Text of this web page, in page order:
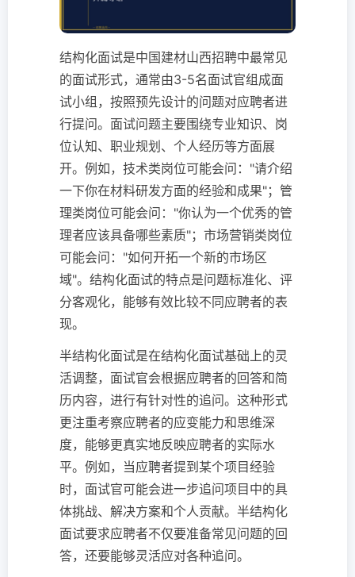
结构化面试是中国建材山西招聘中最常见
的面试形式，通常由3-5名面试官组成面
试小组，按照预先设计的问题对应聘者进
行提问。面试问题主要围绕专业知识、岗
位认知、职业规划、个人经历等方面展
开。例如，技术类岗位可能会问："请介绍
一下你在材料研发方面的经验和成果"；管
理类岗位可能会问："你认为一个优秀的管
理者应该具备哪些素质"；市场营销类岗位
可能会问："如何开拓一个新的市场区
域"。结构化面试的特点是问题标准化、评
分客观化，能够有效比较不同应聘者的表
现。
半结构化面试是在结构化面试基础上的灵
活调整，面试官会根据应聘者的回答和简
历内容，进行有针对性的追问。这种形式
更注重考察应聘者的应变能力和思维深
度，能够更真实地反映应聘者的实际水
平。例如，当应聘者提到某个项目经验
时，面试官可能会进一步追问项目中的具
体挑战、解决方案和个人贡献。半结构化
面试要求应聘者不仅要准备常见问题的回
答，还要能够灵活应对各种追问。